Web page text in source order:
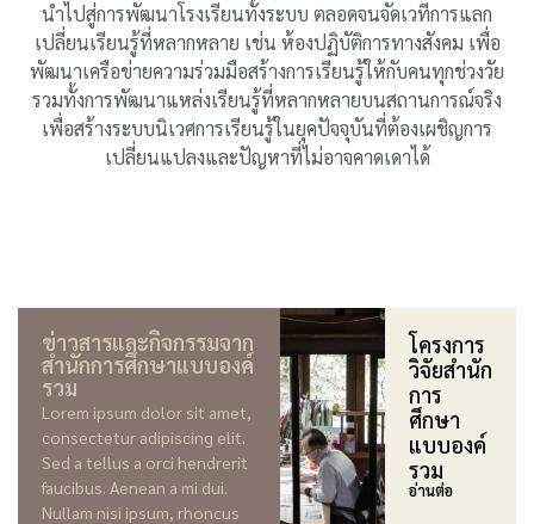
นำไปสู่การพัฒนาโรงเรียนทั้งระบบ ตลอดจนจัดเวทีการแลก
เปลี่ยนเรียนรู้ที่หลากหลาย เช่น ห้องปฏิบัติการทางสังคม เพื่อ
พัฒนาเครือข่ายความร่วมมือสร้างการเรียนรู้ให้กับคนทุกช่วงวัย
รวมทั้งการพัฒนาแหล่งเรียนรู้ที่หลากหลายบนสถานการณ์จริง
เพื่อสร้างระบบนิเวศการเรียนรู้ในยุคปัจจุบันที่ต้องเผชิญการ
เปลี่ยนแปลงและปัญหาที่ไม่อาจคาดเดาได้
ข่าวสารและกิจกรรมจาก
สำนักการศึกษาแบบองค์
รวม
Lorem ipsum dolor sit amet,
consectetur adipiscing elit.
Sed a tellus a orci hendrerit
faucibus. Aenean a mi dui.
Nullam nisi ipsum, rhoncus
โครงการ
วิจัยสำนัก
การ
ศึกษา
แบบองค์
รวม
อ่านต่อ